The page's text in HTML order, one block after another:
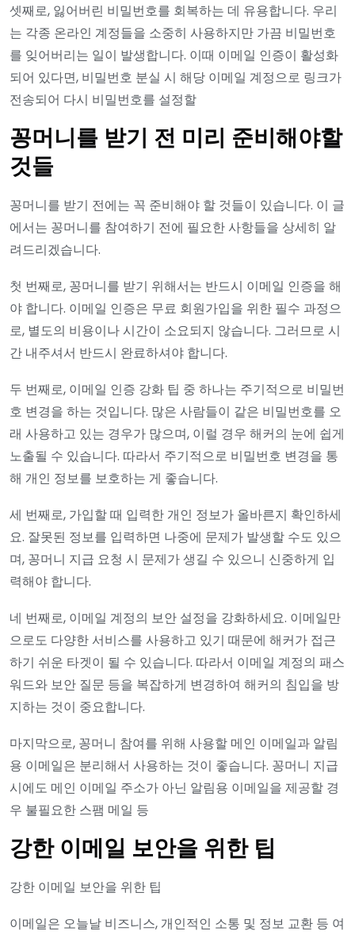
셋째로, 잃어버린 비밀번호를 회복하는 데 유용합니다. 우리
는 각종 온라인 계정들을 소중히 사용하지만 가끔 비밀번호
를 잊어버리는 일이 발생합니다. 이때 이메일 인증이 활성화
되어 있다면, 비밀번호 분실 시 해당 이메일 계정으로 링크가
전송되어 다시 비밀번호를 설정할
꽁머니를 받기 전 미리 준비해야할
것들
꽁머니를 받기 전에는 꼭 준비해야 할 것들이 있습니다. 이 글
에서는 꽁머니를 참여하기 전에 필요한 사항들을 상세히 알
려드리겠습니다.
첫 번째로, 꽁머니를 받기 위해서는 반드시 이메일 인증을 해
야 합니다. 이메일 인증은 무료 회원가입을 위한 필수 과정으
로, 별도의 비용이나 시간이 소요되지 않습니다. 그러므로 시
간 내주셔서 반드시 완료하셔야 합니다.
두 번째로, 이메일 인증 강화 팁 중 하나는 주기적으로 비밀번
호 변경을 하는 것입니다. 많은 사람들이 같은 비밀번호를 오
래 사용하고 있는 경우가 많으며, 이럴 경우 해커의 눈에 쉽게
노출될 수 있습니다. 따라서 주기적으로 비밀번호 변경을 통
해 개인 정보를 보호하는 게 좋습니다.
세 번째로, 가입할 때 입력한 개인 정보가 올바른지 확인하세
요. 잘못된 정보를 입력하면 나중에 문제가 발생할 수도 있으
며, 꽁머니 지급 요청 시 문제가 생길 수 있으니 신중하게 입
력해야 합니다.
네 번째로, 이메일 계정의 보안 설정을 강화하세요. 이메일만
으로도 다양한 서비스를 사용하고 있기 때문에 해커가 접근
하기 쉬운 타겟이 될 수 있습니다. 따라서 이메일 계정의 패스
워드와 보안 질문 등을 복잡하게 변경하여 해커의 침입을 방
지하는 것이 중요합니다.
마지막으로, 꽁머니 참여를 위해 사용할 메인 이메일과 알림
용 이메일은 분리해서 사용하는 것이 좋습니다. 꽁머니 지급
시에도 메인 이메일 주소가 아닌 알림용 이메일을 제공할 경
우 불필요한 스팸 메일 등
강한 이메일 보안을 위한 팁
강한 이메일 보안을 위한 팁
이메일은 오늘날 비즈니스, 개인적인 소통 및 정보 교환 등 여